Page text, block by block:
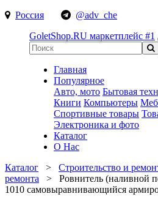
Россия
@adv_che
GoletShop.RU маркетплейс #1
Главная
Популярное
Авто, мото Бытовая
Книги Компьютеры
Спортивные товары
Электроника и фото
Каталог
О Нас
Каталог > Строительство и
ремонта > Ровнитель (наливной
1010 самовыравнивающийся